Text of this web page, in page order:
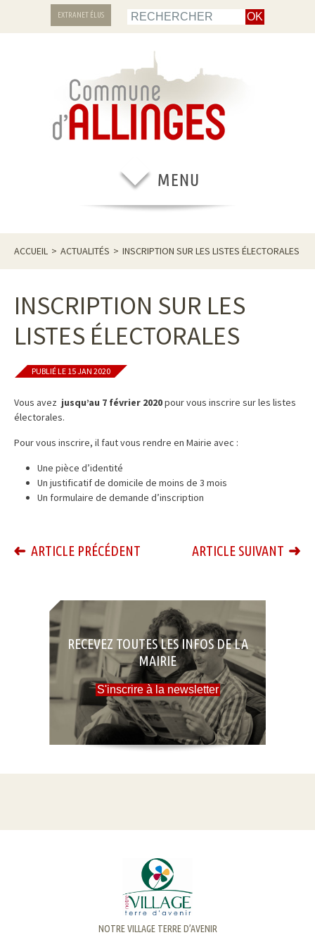
EXTRANET ÉLUS
ACCUEIL > ACTUALITÉS > INSCRIPTION SUR LES LISTES ÉLECTORALES
INSCRIPTION SUR LES
LISTES ÉLECTORALES
PUBLIÉ LE 15 JAN 2020
Vous avez jusqu’au 7 février 2020pour vous inscrire sur les listes
électorales.
Pour vous inscrire, il faut vous rendre en Mairie avec :
Une pièce d’identité
Un justificatif de domicile de moins de 3 mois
Un formulaire de demande d’inscription
ARTICLE PRÉCÉDENT ARTICLE SUIVANT
RECEVEZ TOUTES LES INFOS DE LA
MAIRIE
S'inscrire à la newsletter
NOTRE VILLAGE TERRE D’AVENIR